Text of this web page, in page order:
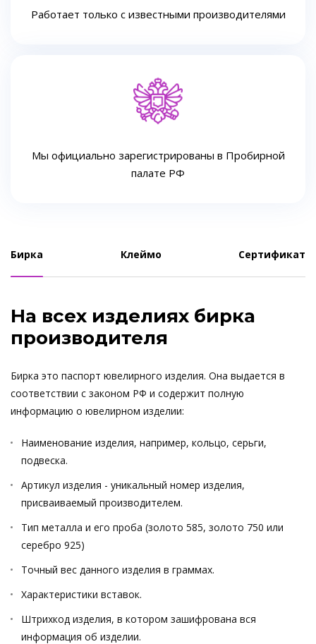
Работает только с известными производителями
Мы официально зарегистрированы в Пробирной
палате РФ
Бирка Клеймо Сертификат
На всех изделиях бирка
производителя
Бирка это паспорт ювелирного изделия. Она выдается в
соответствии с законом РФ и содержит полную
информацию о ювелирном изделии:
Наименование изделия, например, кольцо, серьги,
подвеска.
Артикул изделия - уникальный номер изделия,
присваиваемый производителем.
Тип металла и его проба (золото 585, золото 750 или
серебро 925)
Точный вес данного изделия в граммах.
Характеристики вставок.
Штрихкод изделия, в котором зашифрована вся
информация об изделии.